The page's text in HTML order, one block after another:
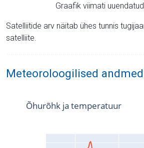
Graafik viimati
Satelliitide arv näitab ühes tunnis
satelliite.
Meteoroloogilised andmed
Õhurõhk ja temperatuur